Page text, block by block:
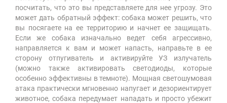
посчитать, что это вы представляете для нее угрозу. Это
может дать обратный эффект: собака может решить, что
вы посягаете на ее территорию и начнет ее защищать.
Если же собака изначально ведет себя агрессивно,
направляется к вам и может напасть, направьте в ее
сторону отпугиватель и активируйте УЗ излучатель
(можно также активировать светодиоды, которые
особенно эффективны в темноте). Мощная светошумовая
атака практически мгновенно напугает и дезориентирует
животное, собака передумает нападать и просто убежит